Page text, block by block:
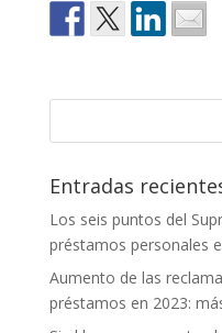
Entradas
Los seis puntos del
préstamos personales
Aumento de las
préstamos en 2023: